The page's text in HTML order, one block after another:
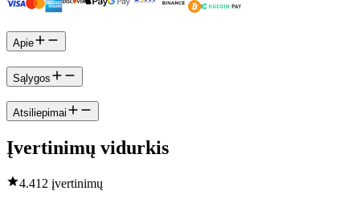
Apie
Sąlygos
Atsiliepimai
Įvertinimų vidurkis
4.412 įvertinimų